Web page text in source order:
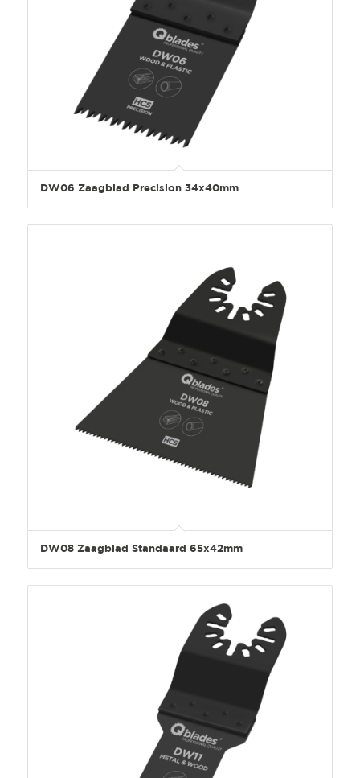
DW06 Zaagblad Precision 34x40mm
DW08 Zaagblad Standaard 65x42mm